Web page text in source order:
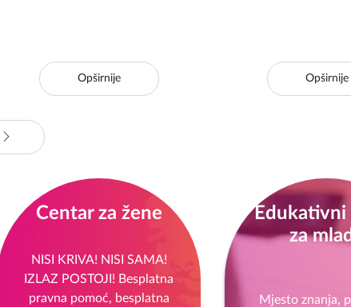
Opširnije Opširnije
Centar za žene
NISI KRIVA! NISI SAMA!
IZLAZ POSTOJI! Besplatna
pravna pomoć, besplatna
Edukativni
za
Mjesto znanja,